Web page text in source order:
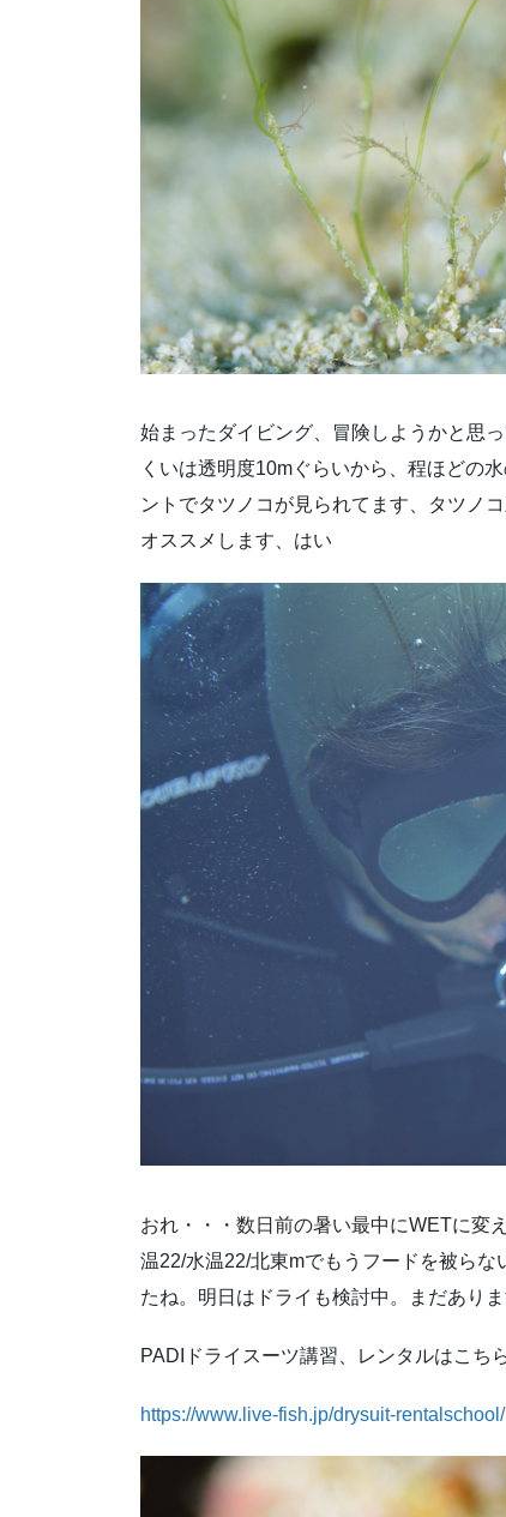
始まったダイビング、冒険しようかと思
くいは透明度10mぐらいから、程ほどの
ントでタツノコが見られてます、タツノ
オススメします、はい
おれ・・・数日前の暑い最中にWETに変
温22/水温22/北東mでもうフードを被ら
たね。明日はドライも検討中。まだあり
PADIドライスーツ講習、レンタルはこち
https://www.live-fish.jp/drysuit-rentalschool/